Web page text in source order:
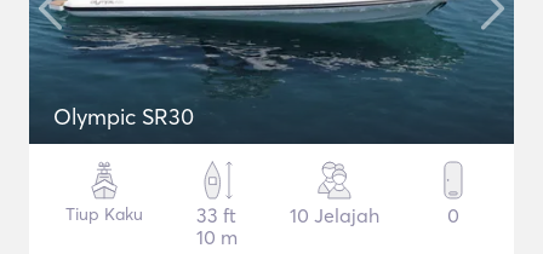
Olympic SR30
Tiup Kaku
33 ft
10 m
10 Jelajah 0